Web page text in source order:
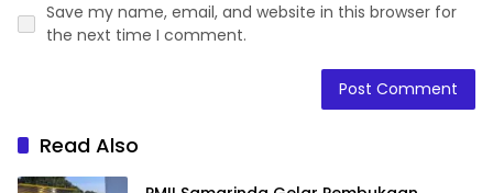
Save my name, email, and website in this browser for
the next time I comment.
Read Also